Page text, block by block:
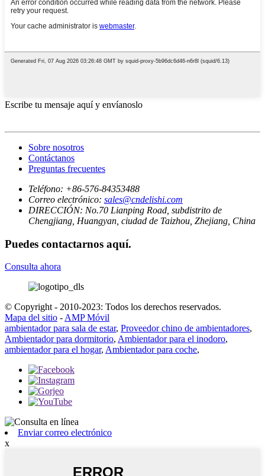
Escribe tu mensaje aquí y envíanoslo
Sobre nosotros
Contáctanos
Preguntas frecuentes
Teléfono: +86-576-84353488
Correo electrónico: sales@cndelishi.com
DIRECCIÓN: No.70 Lianping Road, subdistrito de
Chengjiang, Huangyan, ciudad de Taizhou, Zhejiang, China
Puedes contactarnos aquí.
Consulta ahora
© Copyright - 2010-2023: Todos los derechos reservados.
Mapa del sitio - AMP Móvil
ambientador para sala de estar, Proveedor chino de ambientadores,
Ambientador para dormitorio, Ambientador para el inodoro,
ambientador para el hogar, Ambientador para coche,
Enviar correo electrónico
x